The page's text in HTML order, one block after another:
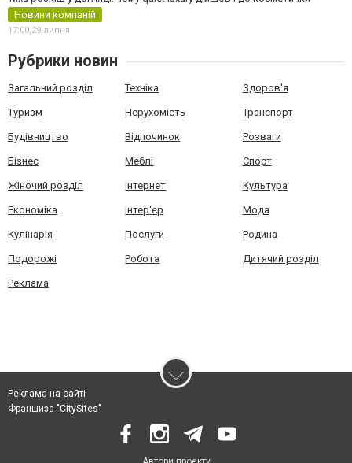
Новини компаній
17:00,29 липня
Рубрики новин
Загальний розділ Техніка Здоров'я
Туризм Нерухомість Транспорт
Будівництво Відпочинок Розваги
Бізнес Меблі Спорт
Жіночий розділ Інтернет Культура
Економіка Інтер'єр Мода
Кулінарія Послуги Родина
Подорожі Робота Дитячий розділ
Реклама
Реклама на сайті
Франшиза "CitySites"